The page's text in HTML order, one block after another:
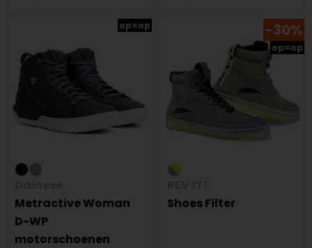
op=op
Metractive Woman
D-WP
motorschoenen
-30%
op=op
Shoes Filter